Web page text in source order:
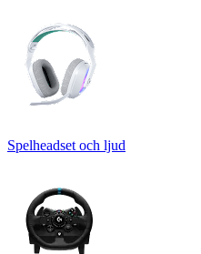
Spelheadset och ljud